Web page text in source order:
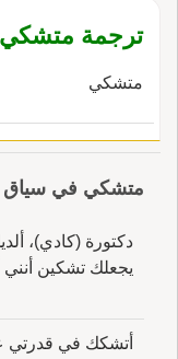
ترجمة متشكي
متشكي
متشكي في سياق
دكتورة (كادي)،
يجعلك تشكين
أتشكك في قدرتي